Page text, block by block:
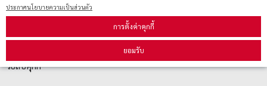
ประกาศนโยบายความเป็นส่วนตัว
การตั้งค่าคุกกี้
ยอมรับ
วิธีลบคุกกี้